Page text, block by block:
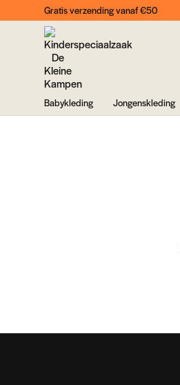
Gratis verzending vanaf €50
Babykleding Jongenskleding